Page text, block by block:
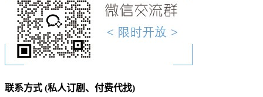
联系方式 (私人订剧、付费代找)